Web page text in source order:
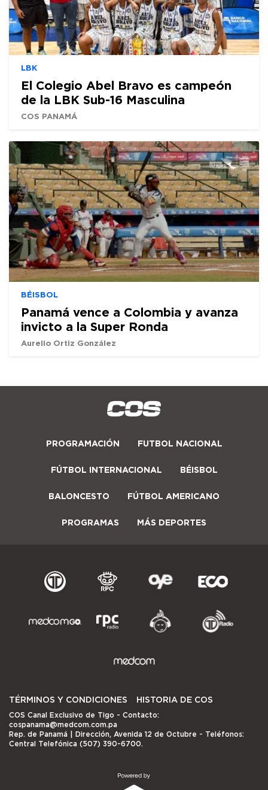
LBK
El Colegio Abel Bravo es campeón
de la LBK Sub-16 Masculina
COS PANAMÁ
BÉISBOL
Panamá vence a Colombia y avanza
invicto a la Super Ronda
Aurelio Ortiz González
PROGRAMACIÓN FUTBOL NACIONAL
FÚTBOL INTERNACIONAL BÉISBOL
BALONCESTO FÚTBOL AMERICANO
PROGRAMAS MÁS DEPORTES
TÉRMINOS Y CONDICIONES HISTORIA DE COS
COS Canal Exclusivo de Tigo - Contacto:
cospanama@medcom.com.pa
Rep. de Panamá | Dirección, Avenida 12 de Octubre - Teléfonos:
Central Telefónica (507) 390-6700.